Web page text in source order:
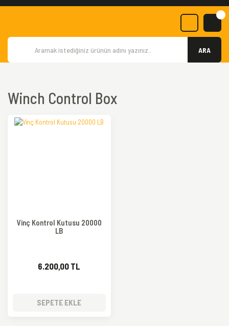
ARA
Winch Control Box
Vinç Kontrol Kutusu 20000
LB
6.200,00 TL
SEPETE EKLE